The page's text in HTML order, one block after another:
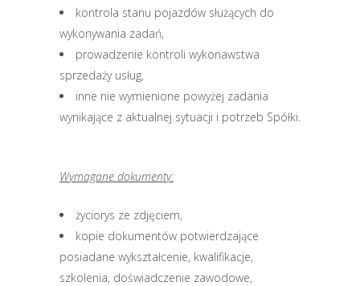
kontrola stanu pojazdów służących do
wykonywania zadań,
prowadzenie kontroli wykonawstwa
sprzedaży usług,
inne nie wymienione powyżej zadania
wynikające z aktualnej sytuacji i potrzeb Spółki.
Wymagane dokumenty:
życiorys ze zdjęciem,
kopie dokumentów potwierdzające
posiadane wykształcenie, kwalifikacje,
szkolenia, doświadczenie zawodowe,